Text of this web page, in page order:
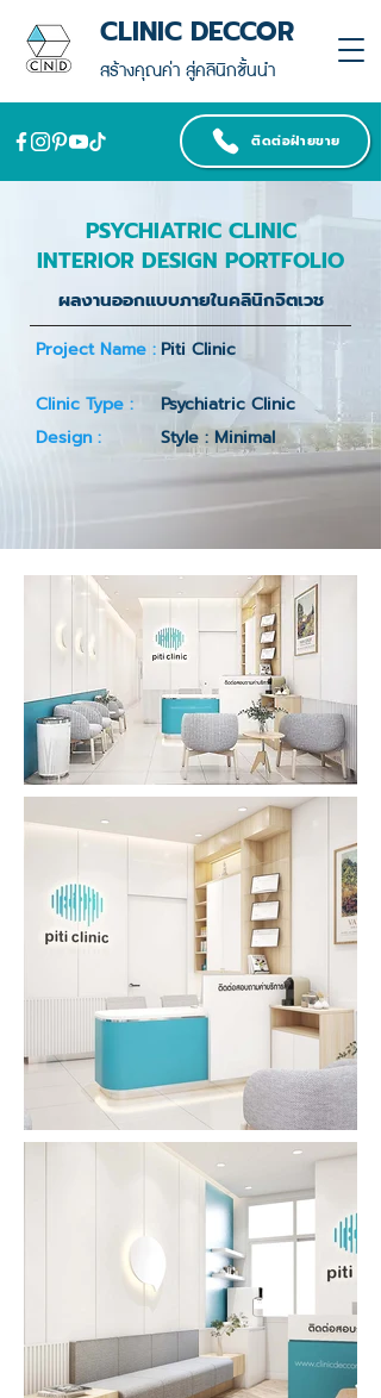
สร้างคุณค่า สู่คลินิกชั้นนำ
CLINIC DECCOR
ติดต่อฝ่ายขาย
PSYCHIATRIC CLINIC
INTERIOR DESIGN PORTFOLIO
ผลงานออกแบบภายในคลินิกจิตเวช
Project Name : Piti Clinic
Clinic Type :
Psychiatric Clinic
Design :
Style : Minimal